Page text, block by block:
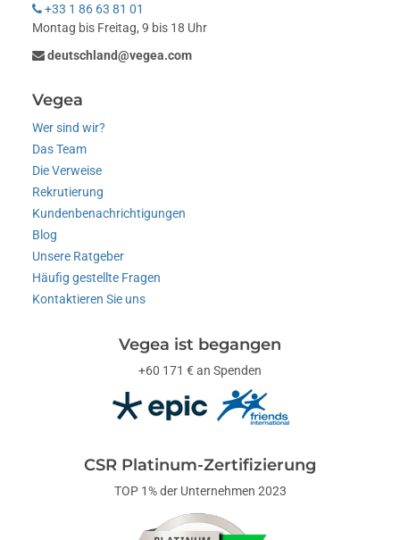
+33 1 86 63 81 01
Montag bis Freitag, 9 bis 18 Uhr
deutschland@vegea.com
Vegea
Wer sind wir?
Das Team
Die Verweise
Rekrutierung
Kundenbenachrichtigungen
Blog
Unsere Ratgeber
Häufig gestellte Fragen
Kontaktieren Sie uns
Vegea ist begangen
+60 171 € an Spenden
CSR Platinum-Zertifizierung
TOP 1% der Unternehmen 2023